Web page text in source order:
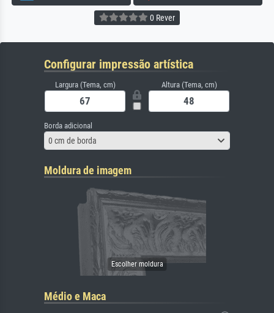
0 Rever
Configurar impressão artística
Largura (Tema, cm) Altura (Tema, cm)
Borda adicional
0 cm de borda
Moldura de imagem
Médio e Maca